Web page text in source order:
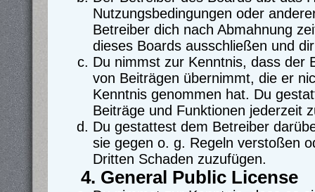
Nutzungsbedingungen oder
Betreiber dich nach Abmahnung
dieses Boards ausschließen und
Du nimmst zur Kenntnis, dass der
von Beiträgen übernimmt, die er
Kenntnis genommen hat. Du
Beiträge und Funktionen jederzeit
Du gestattest dem Betreiber
sie gegen o. g. Regeln verstoßen
Dritten Schaden zuzufügen.
4. General Public License